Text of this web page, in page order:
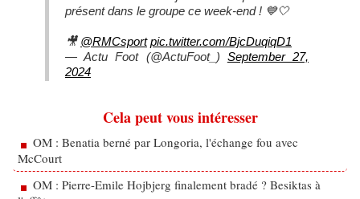
présent dans le groupe ce week-end ! 💙🤍
🎥 @RMCsport pic.twitter.com/BjcDuqiqD1
— Actu Foot (@ActuFoot_) September 27,
2024
Cela peut vous intéresser
OM : Benatia berné par Longoria, l'échange fou avec
McCourt
OM : Pierre-Emile Hojbjerg finalement bradé ? Besiktas à